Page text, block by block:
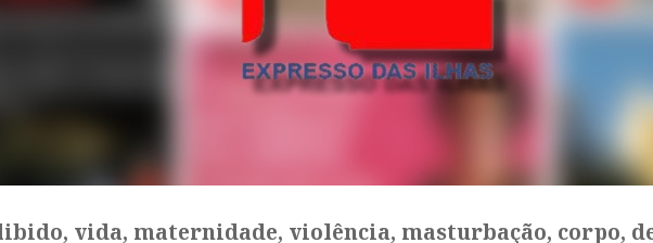
vida, maternidade, violência, masturbação, corpo,